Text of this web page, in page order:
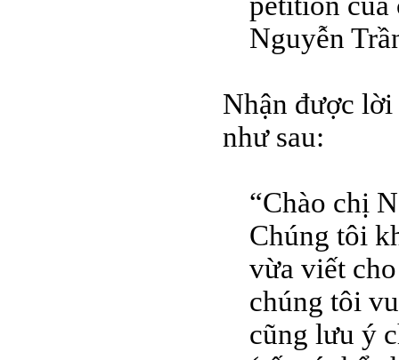
Nguyễn
Nhận được lời
như sau:
“Chào chị
Chúng tôi
vừa viết
chúng tôi
cũng lưu ý